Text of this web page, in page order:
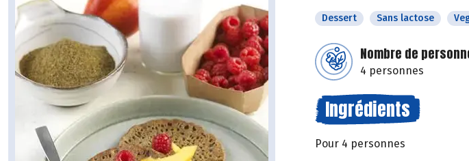
Dessert Sans lactose
Nombre de
4 personnes
Ingrédients
Pour 4 personnes